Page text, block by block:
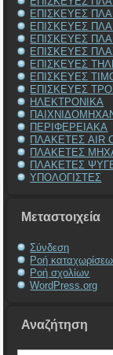
ΕΠΙΣΚΕΥΕΣ
ΕΠΙΣΚΕΥΕΣ
ΕΠΙΣΚΕΥΕΣ
ΕΠΙΣΚΕΥΕΣ
ΕΠΙΣΚΕΥΕΣ
ΕΠΙΣΚΕΥΕΣ
ΕΠΙΣΚΕΥΕΣ
ΗΛΕΚΤΡΟΝΙΚΑ
ΠΕΡΙΦΕΡΕΙΑΚΑ
ΠΛΑΚΕΤΕΣ AIR
ΠΛΑΚΕΤΕΣ
ΠΛΑΚΕΤΕΣ
ΥΠΟΛΟΓΙΣΤΕΣ
Μεταστοιχεία
Σύνδεση
Ροή
Ροή σχολίων
WordPress.org
Αναζήτηση